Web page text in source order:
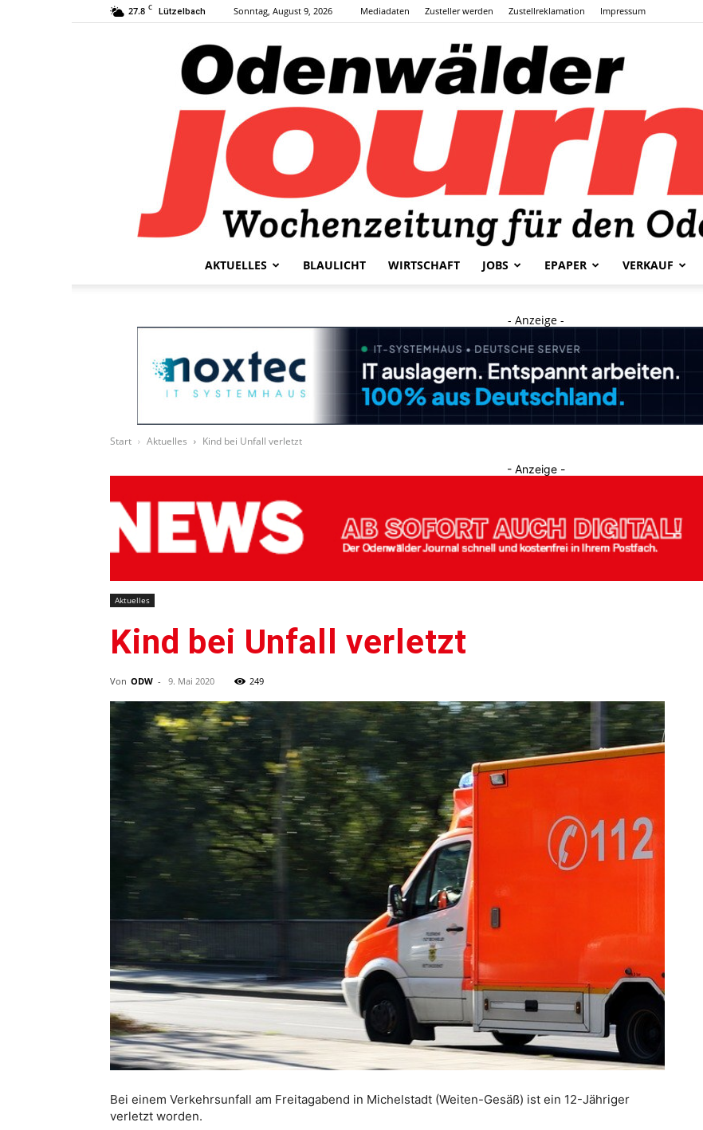
27.8 C Lützelbach Sonntag, August 9, 2026 Mediadaten Zusteller werden Zustellreklamation Impressum
Journal
AKTUELLES BLAULICHT WIRTSCHAFT JOBS EPAPER VERKAUF
- Anzeige -
Start Aktuelles Kind bei Unfall verletzt
- Anzeige -
Aktuelles
Kind bei Unfall verletzt
Von ODW - 9. Mai 2020 249
Bei einem Verkehrsunfall am Freitagabend in Michelstadt (Weiten-Gesäß) ist ein 12-Jähriger
verletzt worden.